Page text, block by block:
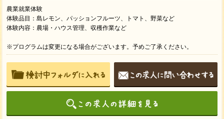
農業就業体験
体験品目：島レモン、パッションフルーツ、トマト、野菜など
体験内容：農場・ハウス管理、収穫作業など
※プログラムは変更になる場合がございます。予めご了承ください。